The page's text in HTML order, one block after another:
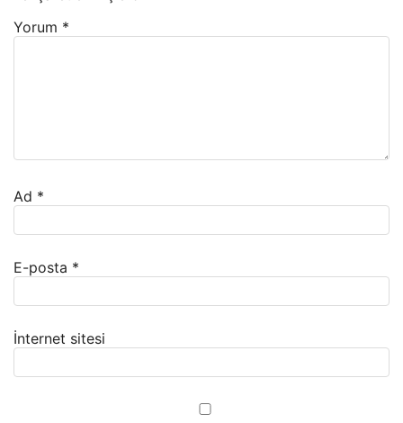
Yorum *
Ad *
E-posta *
İnternet sitesi